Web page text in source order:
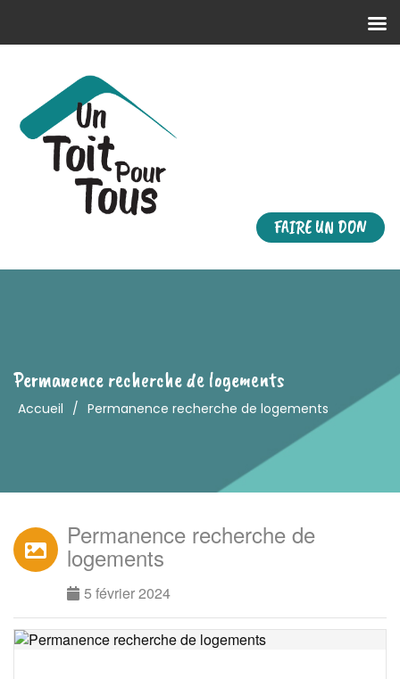
FAIRE UN DON
Permanence recherche de logements
Accueil / Permanence recherche de logements
Permanence recherche de
logements
5 février 2024